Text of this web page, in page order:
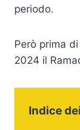
periodo.
Però prima
2024 il
Indice